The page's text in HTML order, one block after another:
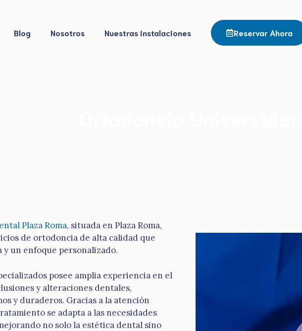
Blog Nosotros Nuestras instalaciones Reservar Ahora
Plaza Roma, situada en Plaza Roma,
de ortodoncia de alta calidad que
y un enfoque personalizado.
posee amplia experiencia en el
y alteraciones dentales,
y duraderos. Gracias a la atención
se adapta a las necesidades
no solo la estética dental sino